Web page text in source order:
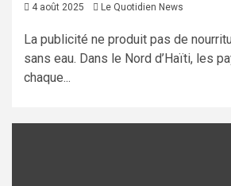
4 août 2025 Le Quotidien News
La publicité ne produit pas de
sans eau. Dans le Nord d’Haïti, les
chaque...